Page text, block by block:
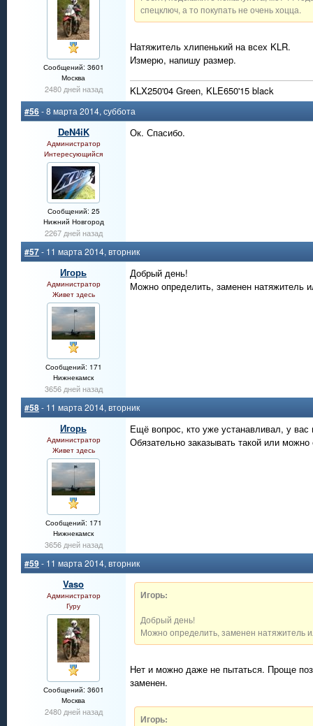
Сообщений: 3601
Москва
2480 дней назад
спецключ, а то покупать не очень хоцца.
Натяжитель хлипенький на всех KLR.
Измерю, напишу размер.
KLX250'04 Green, KLE650'15 black
#56- 8 марта 2014, суббота
DeN4iK
Администратор
Интересующийся
Сообщений: 25
Нижний Новгород
2267 дней назад
Ок. Спасибо.
#57- 11 марта 2014, вторник
Игорь
Администратор
Живет здесь
Сообщений: 171
Нижнекамск
3656 дней назад
Добрый день!
Можно определить, заменен натяжитель
#58- 11 марта 2014, вторник
Игорь
Администратор
Живет здесь
Сообщений: 171
Нижнекамск
3656 дней назад
Ещё вопрос, кто уже устанавливал, у вас
Обязательно заказывать такой или можно
#59- 11 марта 2014, вторник
Vaso
Администратор
Гуру
Сообщений: 3601
Москва
2480 дней назад
Игорь:
Добрый день!
Можно определить, заменен натяжитель
Нет и можно даже не пытаться. Проще
заменен.
Игорь: